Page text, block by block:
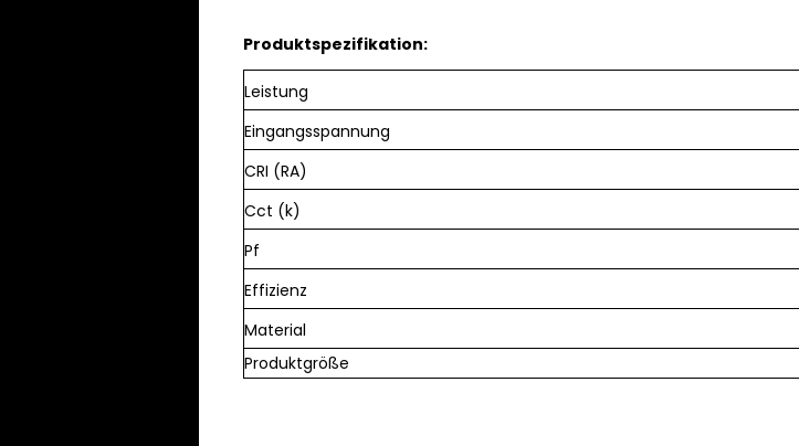
Produktspezifikation:
Leistung
Eingangsspannung
CRI (RA)
Cct (k)
Pf
Effizienz
Material
Produktgröße